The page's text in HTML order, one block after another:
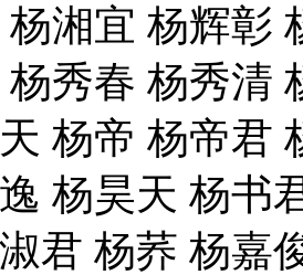
湘宜 杨辉彰
秀春 杨秀清
杨帝 杨帝君
杨昊天 杨书
君 杨荞 杨嘉